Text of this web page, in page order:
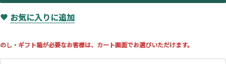
お気に入りに追加
のし・ギフト箱が必要なお客様は、カート画面でお選びいただけます。